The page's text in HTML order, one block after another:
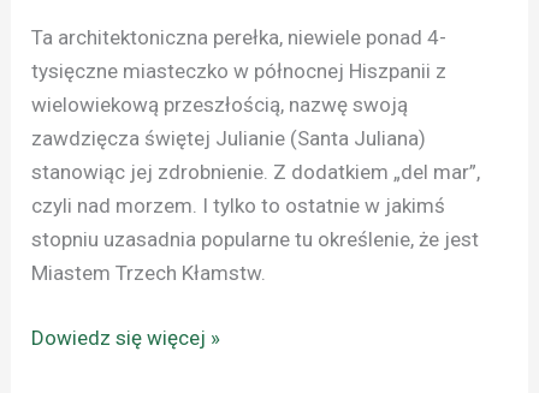
Ta architektoniczna perełka, niewiele ponad 4-
tysięczne miasteczko w północnej Hiszpanii z
wielowiekową przeszłością, nazwę swoją
zawdzięcza świętej Julianie (Santa Juliana)
stanowiąc jej zdrobnienie. Z dodatkiem „del mar”,
czyli nad morzem. I tylko to ostatnie w jakimś
stopniu uzasadnia popularne tu określenie, że jest
Miastem Trzech Kłamstw.
Dowiedz się więcej »